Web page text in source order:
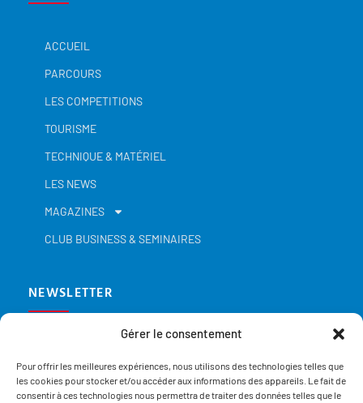
Gérer le consentement
Pour offrir les meilleures expériences, nous utilisons des technologies telles que
les cookies pour stocker et/ou accéder aux informations des appareils. Le fait de
consentir à ces technologies nous permettra de traiter des données telles que le
ACCUEIL
PARCOURS
LES COMPETITIONS
TOURISME
TECHNIQUE & MATÉRIEL
LES NEWS
MAGAZINES
CLUB BUSINESS & SEMINAIRES
NEWSLETTER
dernières actualités